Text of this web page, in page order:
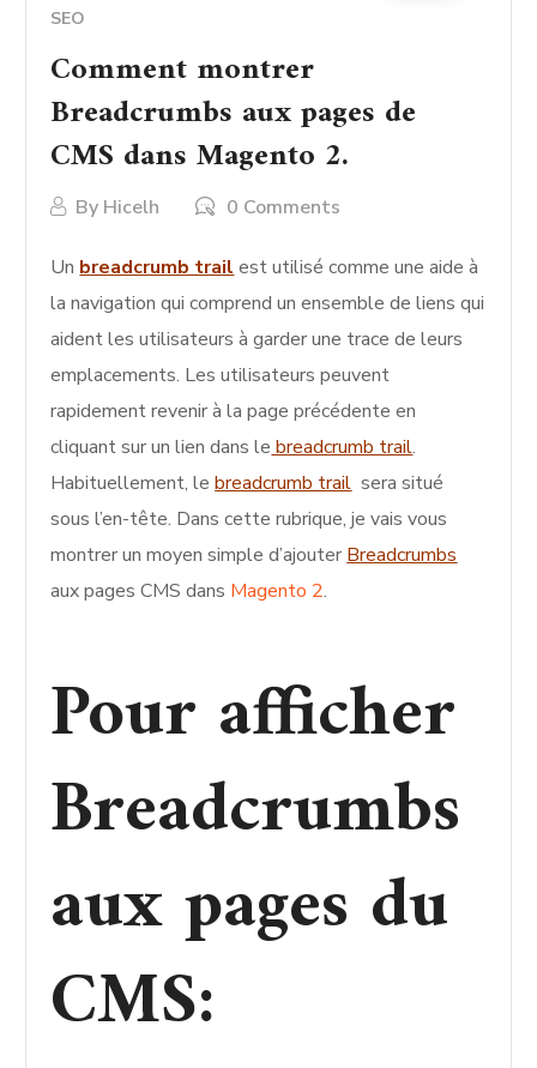
SEO
Comment montrer
Breadcrumbs aux pages de
CMS dans Magento 2.
By Hicelh 0 Comments
Un breadcrumb trail est utilisé comme une aide à
la navigation qui comprend un ensemble de liens qui
aident les utilisateurs à garder une trace de leurs
emplacements. Les utilisateurs peuvent
rapidement revenir à la page précédente en
cliquant sur un lien dans le breadcrumb trail.
Habituellement, lebreadcrumb trail sera situé
sous l’en-tête. Dans cette rubrique, je vais vous
montrer un moyen simple d’ajouter Breadcrumbs
aux pages CMS dans Magento 2.
Pour afficher
Breadcrumbs
aux pages du
CMS: